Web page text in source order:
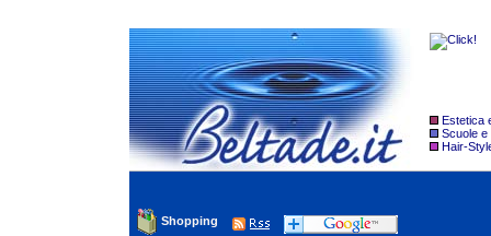
Estetica
Scuole e
Hair-
Shopping